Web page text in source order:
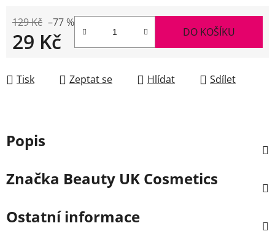
129 Kč –77 %
29 Kč DO KOŠÍKU
Tisk Zeptat se Hlídat Sdílet
Popis
Značka Beauty UK Cosmetics
Ostatní informace